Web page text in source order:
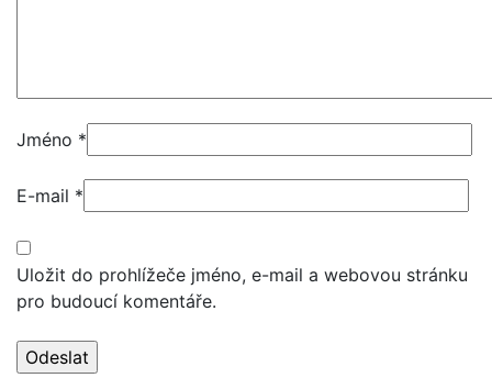
Jméno *
E-mail *
Uložit do prohlížeče jméno, e-mail a webovou stránku
pro budoucí komentáře.